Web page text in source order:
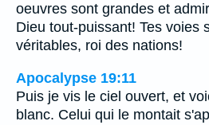
oeuvres sont grandes et
Dieu tout-puissant! Tes voies
véritables, roi des nations!
Apocalypse 19:11
Puis je vis le ciel ouvert, et
blanc. Celui qui le montait